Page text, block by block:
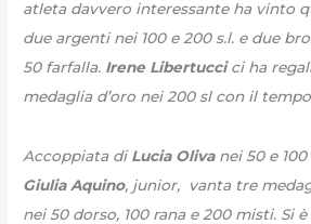
atleta davvero interessante ha vinto
due argenti nei 100 e 200 s.l. e due
50 farfalla. Irene Libertuccici ha
medaglia d’oro nei 200 sl con il tempo
Accoppiata di Lucia Olivanei 50 e
Giulia Aquino, junior, vanta tre
nei 50 dorso, 100 rana e 200 misti. Si